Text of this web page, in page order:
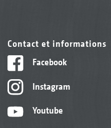
Contact et informations
Facebook
Instagram
Youtube